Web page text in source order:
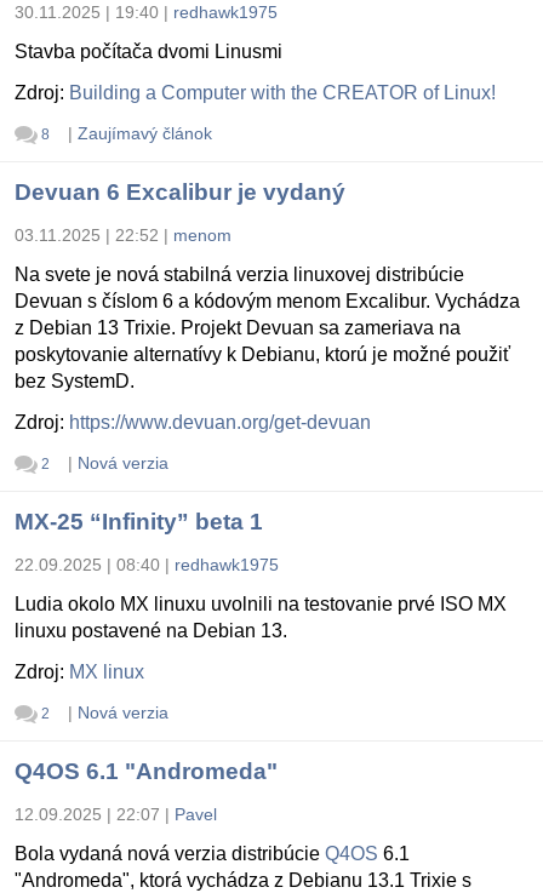
30.11.2025 | 19:40 | redhawk1975
Stavba počítača dvomi Linusmi
Zdroj: Building a Computer with the CREATOR of Linux!
8 | Zaujímavý článok
Devuan 6 Excalibur je vydaný
03.11.2025 | 22:52 | menom
Na svete je nová stabilná verzia linuxovej distribúcie
Devuan s číslom 6 a kódovým menom Excalibur. Vychádza
z Debian 13 Trixie. Projekt Devuan sa zameriava na
poskytovanie alternatívy k Debianu, ktorú je možné použiť
bez SystemD.
Zdroj: https://www.devuan.org/get-devuan
2 | Nová verzia
MX-25 “Infinity” beta 1
22.09.2025 | 08:40 | redhawk1975
Ludia okolo MX linuxu uvolnili na testovanie prvé ISO MX
linuxu postavené na Debian 13.
Zdroj: MX linux
2 | Nová verzia
Q4OS 6.1 "Andromeda"
12.09.2025 | 22:07 | Pavel
Bola vydaná nová verzia distribúcie Q4OS 6.1
"Andromeda", ktorá vychádza z Debianu 13.1 Trixie s